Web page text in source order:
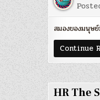
สมองของมนุษ
Continue
HR The